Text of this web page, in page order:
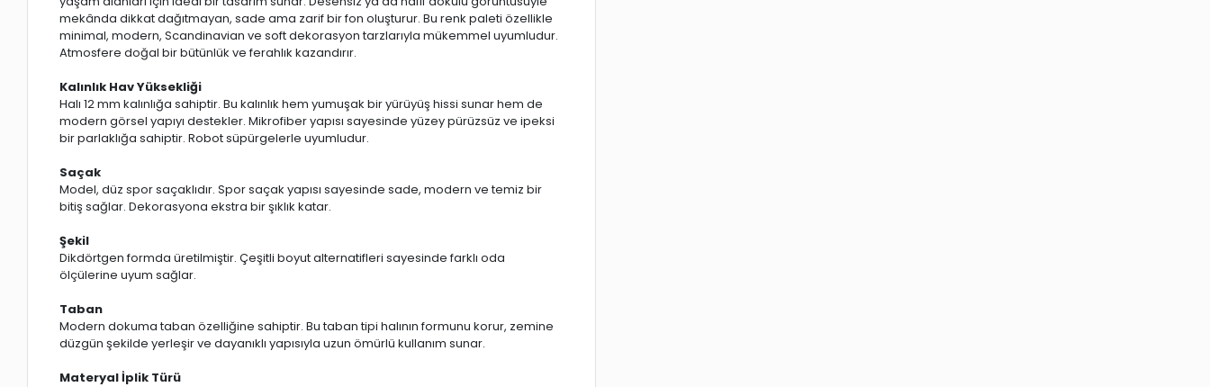
mekânda dikkat dağıtmayan, sade ama zarif bir fon oluşturur. Bu renk paleti özellikle
minimal, modern, Scandinavian ve soft dekorasyon tarzlarıyla mükemmel uyumludur.
Atmosfere doğal bir bütünlük ve ferahlık kazandırır.
Kalınlık Hav Yüksekliği
Halı 12 mm kalınlığa sahiptir. Bu kalınlık hem yumuşak bir yürüyüş hissi sunar hem de
modern görsel yapıyı destekler. Mikrofiber yapısı sayesinde yüzey pürüzsüz ve ipeksi
bir parlaklığa sahiptir. Robot süpürgelerle uyumludur.
Saçak
Model, düz spor saçaklıdır. Spor saçak yapısı sayesinde sade, modern ve temiz bir
bitiş sağlar. Dekorasyona ekstra bir şıklık katar.
Şekil
Dikdörtgen formda üretilmiştir. Çeşitli boyut alternatifleri sayesinde farklı oda
ölçülerine uyum sağlar.
Taban
Modern dokuma taban özelliğine sahiptir. Bu taban tipi halının formunu korur, zemine
düzgün şekilde yerleşir ve dayanıklı yapısıyla uzun ömürlü kullanım sunar.
Materyal İplik Türü